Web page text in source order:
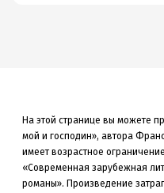
На этой странице вы можете
мой и господин», автора
имеет возрастное
«Современная зарубежная
романы». Произведение